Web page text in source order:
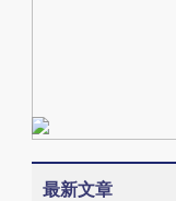
最新文章